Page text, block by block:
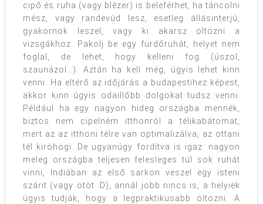
cipő és ruha (vagy blézer) is beleférhet, ha táncolni
mész, vagy randevúd lesz, esetleg állásinterjú,
gyakornok leszel, vagy ki akarsz öltözni a
vizsgákhoz. Pakolj be egy fürdőruhát, helyet nem
foglal, de lehet, hogy kelleni fog (úszol,
szaunázol…). Aztán ha kell még, úgyis lehet kinn
venni. Ha eltérő az időjárás a budapestihez képest,
akkor kinn úgyis odaillőbb dolgokat tudsz venni.
Például ha egy nagyon hideg országba mennék,
biztos nem cipelném itthonról a télikabátomat,
mert az az itthoni télre van optimalizálva, az ottani
tél kiröhögi. De ugyanúgy fordítva is igaz: nagyon
meleg országba teljesen felesleges túl sok ruhát
vinni, Indiában az első sarkon veszel egy isteni
szárit (vagy ötöt :D), annál jobb nincs is, a helyiek
úgyis tudják, hogy a legpraktikusabb öltözni. A